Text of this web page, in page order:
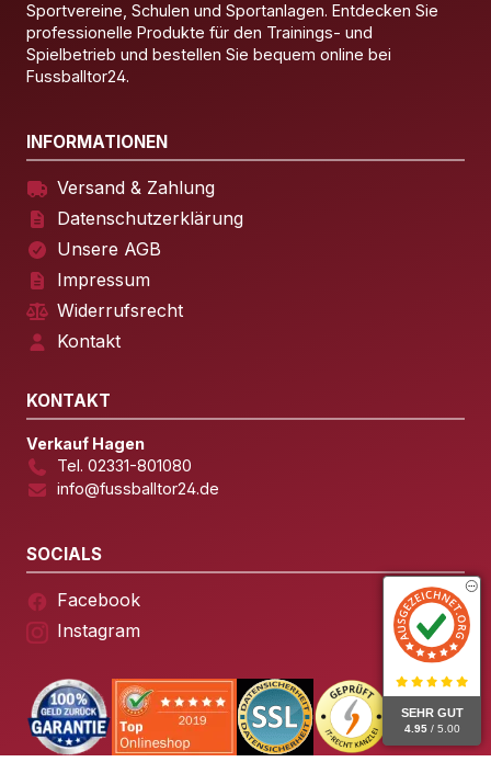
Sportvereine, Schulen und Sportanlagen. Entdecken Sie
professionelle Produkte für den Trainings- und
Spielbetrieb und bestellen Sie bequem online bei
Fussballtor24.
INFORMATIONEN
Versand & Zahlung
Datenschutzerklärung
Unsere AGB
Impressum
Widerrufsrecht
Kontakt
KONTAKT
Verkauf Hagen
Tel. 02331-801080
info@fussballtor24.de
SOCIALS
Facebook
Instagram
SEHR GUT
4.95 / 5.00